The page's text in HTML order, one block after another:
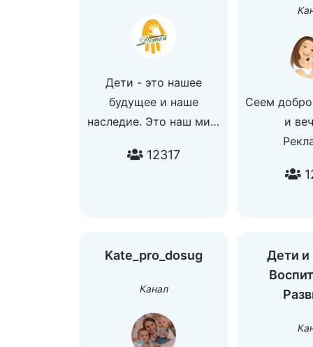
Дети - это нашее
будущее и наше
наследие. Это наш мир.
правильно подойти к
12317
Сеем
и
Kate_pro_dosug
Канал
Дети и